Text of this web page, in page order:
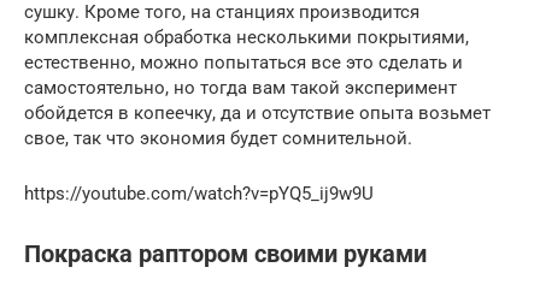
сушку. Кроме того, на станциях производится
комплексная обработка несколькими покрытиями,
естественно, можно попытаться все это сделать и
самостоятельно, но тогда вам такой эксперимент
обойдется в копеечку, да и отсутствие опыта возьмет
свое, так что экономия будет сомнительной.
https://youtube.com/watch?v=pYQ5_ij9w9U
Покраска раптором своими руками